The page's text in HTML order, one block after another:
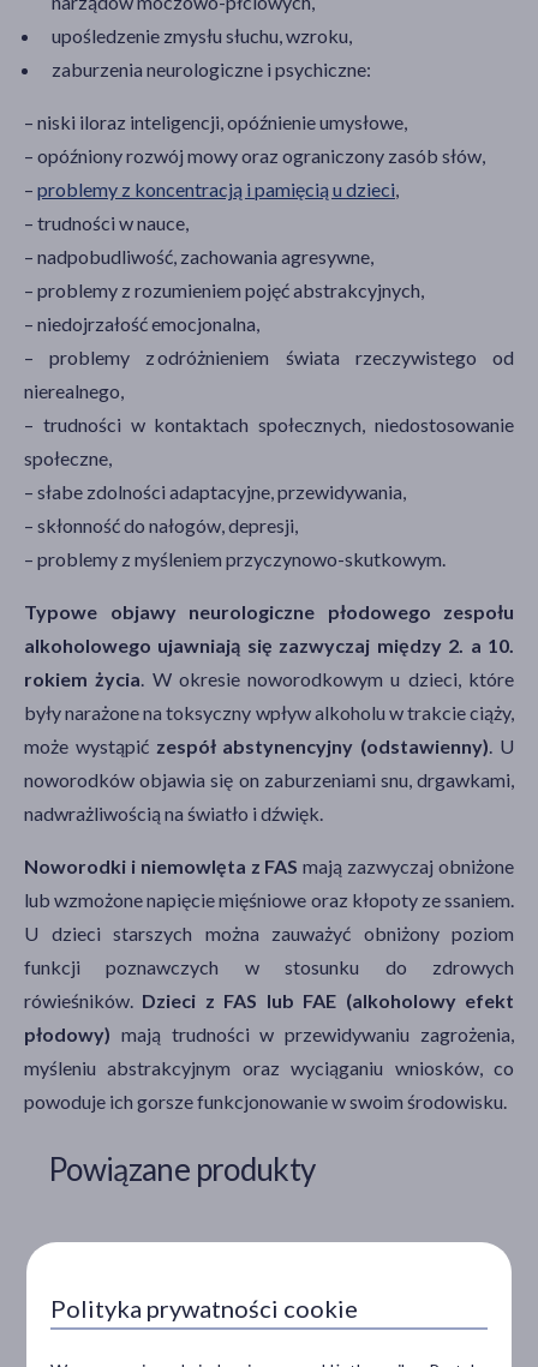
upośledzenie zmysłu słuchu, wzroku,
zaburzenia neurologiczne i psychiczne:
– niski iloraz inteligencji, opóźnienie umysłowe,
– opóźniony rozwój mowy oraz ograniczony zasób słów,
– problemy z koncentracją i pamięcią u dzieci
– trudności w nauce,
– nadpobudliwość, zachowania agresywne,
– problemy z rozumieniem pojęć abstrakcyjnych,
– niedojrzałość emocjonalna,
– problemy z odróżnieniem świata rzeczywistego od
nierealnego,
– trudności w kontaktach społecznych, niedostosowanie
społeczne,
– słabe zdolności adaptacyjne, przewidywania,
– skłonność do nałogów, depresji,
– problemy z myśleniem przyczynowo-skutkowym.
Typowe objawy neurologiczne płodowego zespołu
alkoholowego ujawniają się zazwyczaj między 2. a 10.
rokiem życia . W okresie noworodkowym u dzieci, które
były narażone na toksyczny wpływ alkoholu w trakcie ciąży,
może wystąpić zespół abstynencyjny (odstawienny) . U
noworodków objawia się on zaburzeniami snu, drgawkami,
nadwrażliwością na światło i dźwięk.
Noworodki i niemowlęta z FAS mają zazwyczaj obniżone
lub wzmożone napięcie mięśniowe oraz kłopoty ze ssaniem.
U dzieci starszych można zauważyć obniżony poziom
funkcji poznawczych w stosunku do zdrowych
rówieśników. Dzieci z FAS lub FAE (alkoholowy efekt
płodowy) mają trudności w przewidywaniu zagrożenia,
myśleniu abstrakcyjnym oraz wyciąganiu wniosków, co
powoduje ich gorsze funkcjonowanie w swoim środowisku.
Powiązane produkty
Polityka prywatności cookie